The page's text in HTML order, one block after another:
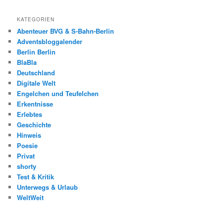
KATEGORIEN
Abenteuer BVG & S-Bahn-Berlin
Adventsbloggalender
Berlin Berlin
BlaBla
Deutschland
Digitale Welt
Engelchen und Teufelchen
Erkentnisse
Erlebtes
Geschichte
Hinweis
Poesie
Privat
shorty
Test & Kritik
Unterwegs & Urlaub
WeltWeit